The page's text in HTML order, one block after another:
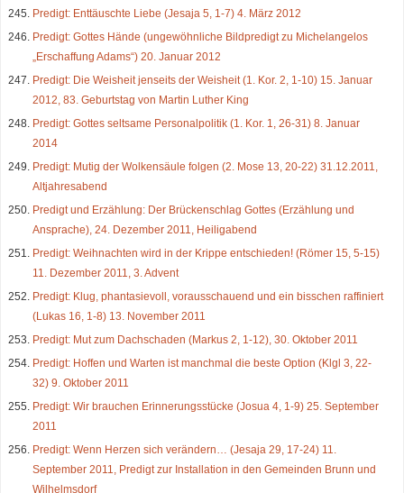
Predigt: Enttäuschte Liebe (Jesaja 5, 1-7) 4. März 2012
Predigt: Gottes Hände (ungewöhnliche Bildpredigt zu Michelangelos
„Erschaffung Adams“) 20. Januar 2012
Predigt: Die Weisheit jenseits der Weisheit (1. Kor. 2, 1-10) 15. Januar
2012, 83. Geburtstag von Martin Luther King
Predigt: Gottes seltsame Personalpolitik (1. Kor. 1, 26-31) 8. Januar
2014
Predigt: Mutig der Wolkensäule folgen (2. Mose 13, 20-22) 31.12.2011,
Altjahresabend
Predigt und Erzählung: Der Brückenschlag Gottes (Erzählung und
Ansprache), 24. Dezember 2011, Heiligabend
Predigt: Weihnachten wird in der Krippe entschieden! (Römer 15, 5-15)
11. Dezember 2011, 3. Advent
Predigt: Klug, phantasievoll, vorausschauend und ein bisschen raffiniert
(Lukas 16, 1-8) 13. November 2011
Predigt: Mut zum Dachschaden (Markus 2, 1-12), 30. Oktober 2011
Predigt: Hoffen und Warten ist manchmal die beste Option (Klgl 3, 22-
32) 9. Oktober 2011
Predigt: Wir brauchen Erinnerungsstücke (Josua 4, 1-9) 25. September
2011
Predigt: Wenn Herzen sich verändern… (Jesaja 29, 17-24) 11.
September 2011, Predigt zur Installation in den Gemeinden Brunn und
Wilhelmsdorf